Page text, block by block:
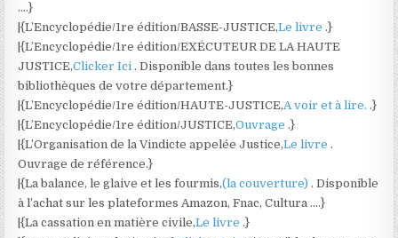
….}
|{L’Encyclopédie/1re édition/BASSE-JUSTICE,Le livre.}
|{L’Encyclopédie/1re édition/EXÉCUTEUR DE LA HAUTE
JUSTICE,Clicker Ici. Disponible dans toutes les bonnes
bibliothèques de votre département.}
|{L’Encyclopédie/1re édition/HAUTE-JUSTICE,A voir et à lire..}
|{L’Encyclopédie/1re édition/JUSTICE,Ouvrage.}
|{L’Organisation de la Vindicte appelée Justice,Le livre.
Ouvrage de référence.}
|{La balance, le glaive et les fourmis,(la couverture). Disponible
à l’achat sur les plateformes Amazon, Fnac, Cultura ….}
|{La cassation en matière civile,Le livre.}